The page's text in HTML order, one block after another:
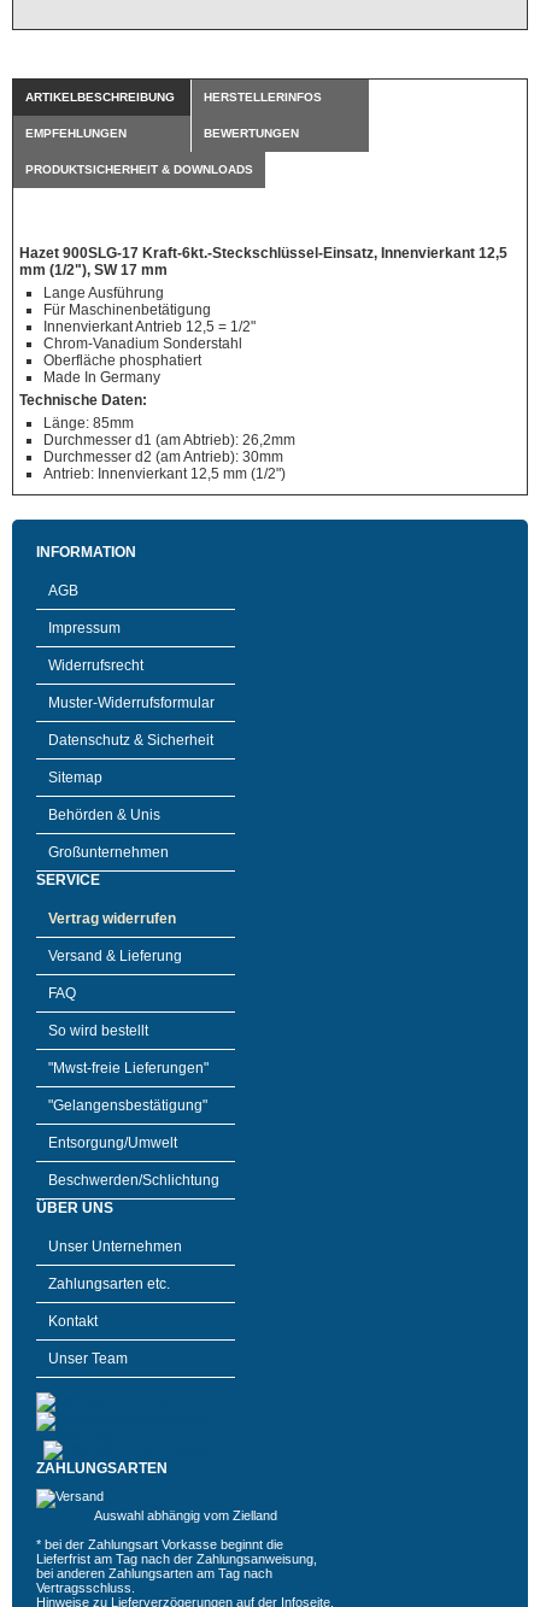
ARTIKELBESCHREIBUNG HERSTELLERINFOS
EMPFEHLUNGEN BEWERTUNGEN
PRODUKTSICHERHEIT & DOWNLOADS
Hazet 900SLG-17 Kraft-6kt.-Steckschlüssel-Einsatz, Innenvierkant 12,5
mm (1/2"), SW 17 mm
Lange Ausführung
Für Maschinenbetätigung
Innenvierkant Antrieb 12,5 = 1/2"
Chrom-Vanadium Sonderstahl
Oberfläche phosphatiert
Made In Germany
Technische Daten:
Länge: 85mm
Durchmesser d1 (am Abtrieb): 26,2mm
Durchmesser d2 (am Antrieb): 30mm
Antrieb: Innenvierkant 12,5 mm (1/2")
INFORMATION
AGB
Impressum
Widerrufsrecht
Muster-Widerrufsformular
Datenschutz & Sicherheit
Sitemap
Behörden & Unis
Großunternehmen
SERVICE
Vertrag widerrufen
Versand & Lieferung
FAQ
So wird bestellt
"Mwst-freie Lieferungen"
"Gelangensbestätigung"
Entsorgung/Umwelt
Beschwerden/Schlichtung
ÜBER UNS
Unser Unternehmen
Zahlungsarten etc.
Kontakt
Unser Team
ZAHLUNGSARTEN
Auswahl abhängig vom Zielland
* bei der Zahlungsart Vorkasse beginnt die
Lieferfrist am Tag nach der Zahlungsanweisung,
bei anderen Zahlungsarten am Tag nach
Vertragsschluss.
Hinweise zu Lieferverzögerungen auf der Infoseite